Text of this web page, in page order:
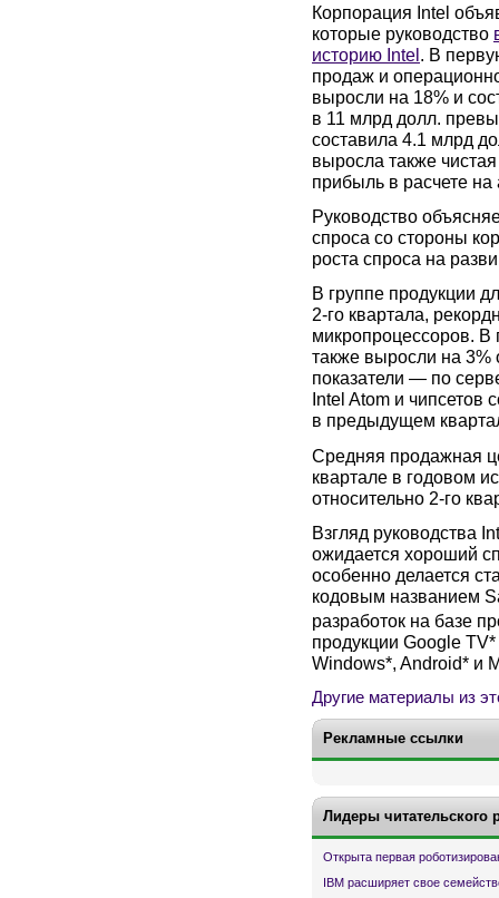
Корпорация Intel
которые руководство
историю Intel . В
продаж и
выросли на 18% и
в 11 млрд долл.
составила 4.1 млрд
выросла также
прибыль в расчете
Руководство
спроса со стороны
роста спроса на
В группе продукции
2-го квартала,
микропроцессоров. В
также выросли на 3%
показатели — по
Intel Atom и чипсетов
в предыдущем
Средняя продажная
квартале в годовом
относительно 2-го
Взгляд руководства
ожидается хороший
особенно делается
кодовым названием
разработок на базе
продукции Google
Windows*, Android* и
Другие материалы из
Рекламные ссылки
Лидеры читательского
Открыта первая
IBM расширяет свое